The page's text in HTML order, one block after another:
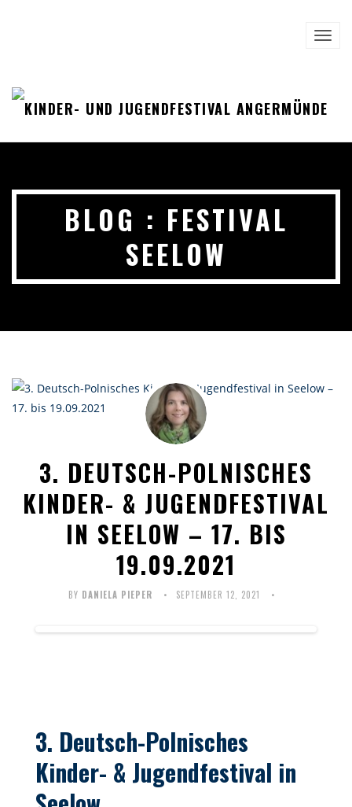
BLOG : FESTIVAL
SEELOW
3. DEUTSCH-POLNISCHES
KINDER- & JUGENDFESTIVAL
IN SEELOW – 17. BIS
19.09.2021
BY DANIELA PIEPER SEPTEMBER 12, 2021
3. Deutsch-Polnisches
Kinder- & Jugendfestival in